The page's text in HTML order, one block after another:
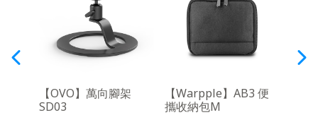
【OVO】萬向腳架
SD03
【Warpple】AB3 便
攜收納包M